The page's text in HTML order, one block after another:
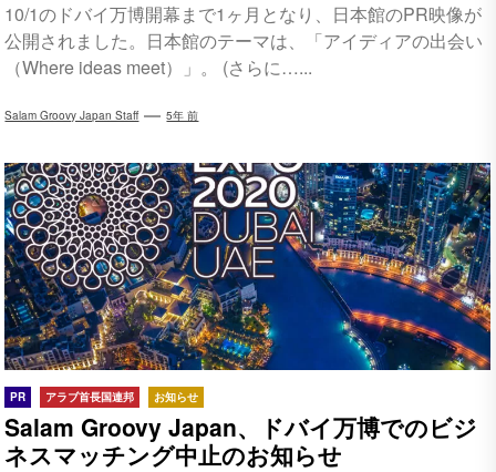
10/1のドバイ万博開幕まで1ヶ月となり、日本館のPR映像が
公開されました。日本館のテーマは、「アイディアの出会い
（Where ideas meet）」。 (さらに…...
Salam Groovy Japan Staff 5年 前
PR アラブ首長国連邦 お知らせ
Salam Groovy Japan、ドバイ万博でのビジ
ネスマッチング中止のお知らせ